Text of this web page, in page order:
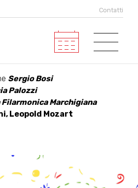
Contatti
& TOYS -
per le sucole
con ATGTP
Sergio Bosi
Palozzi
Filarmonica Marchigiana
Leopold Mozart